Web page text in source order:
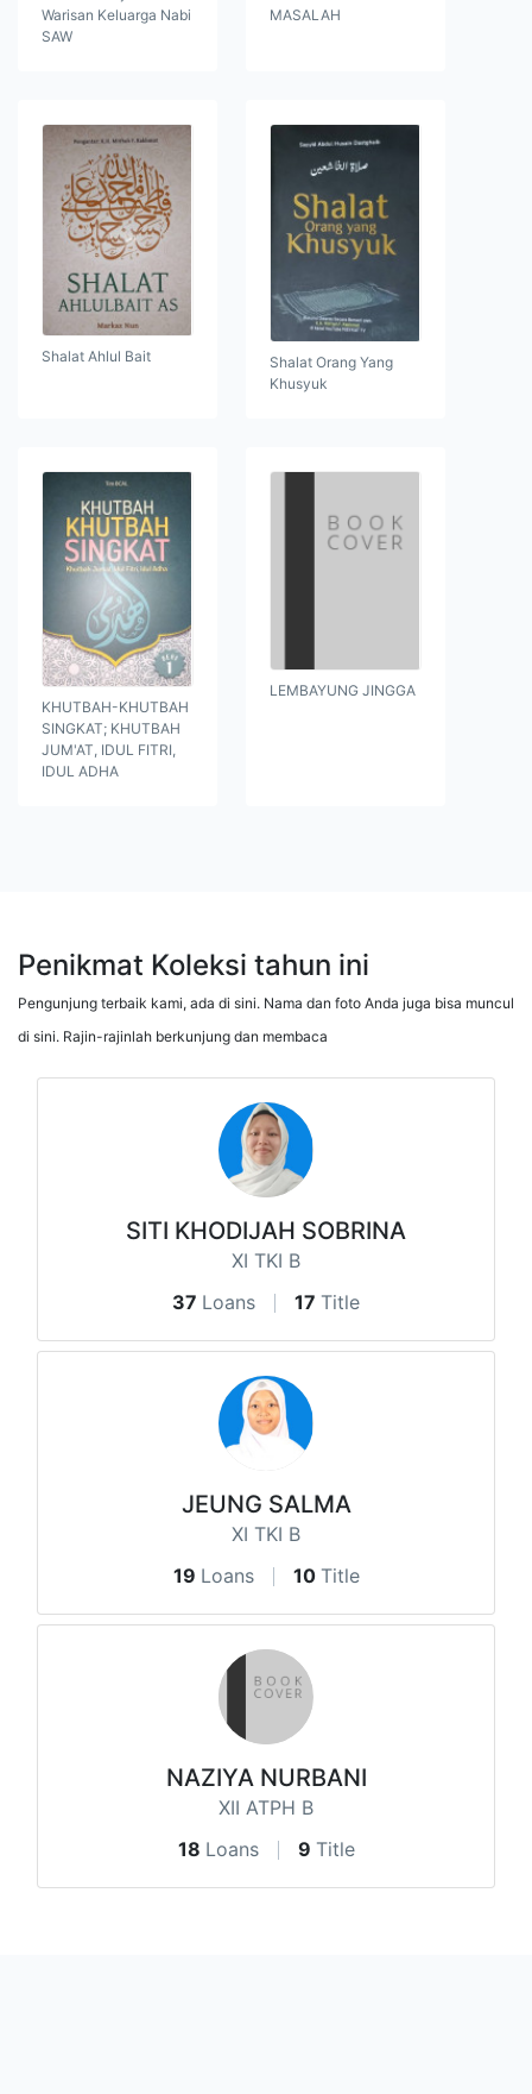
Warisan Keluarga Nabi
SAW
MASALAH
Shalat Ahlul Bait
Shalat Orang Yang
Khusyuk
KHUTBAH-KHUTBAH
SINGKAT; KHUTBAH
JUM'AT, IDUL FITRI,
IDUL ADHA
LEMBAYUNG JINGGA
Penikmat Koleksi tahun ini
Pengunjung terbaik kami, ada di sini. Nama dan foto Anda juga bisa muncul
di sini. Rajin-rajinlah berkunjung dan membaca
SITI KHODIJAH SOBRINA
XI TKI B
37 Loans 17 Title
JEUNG SALMA
XI TKI B
19 Loans 10 Title
NAZIYA NURBANI
XII ATPH B
18 Loans 9 Title